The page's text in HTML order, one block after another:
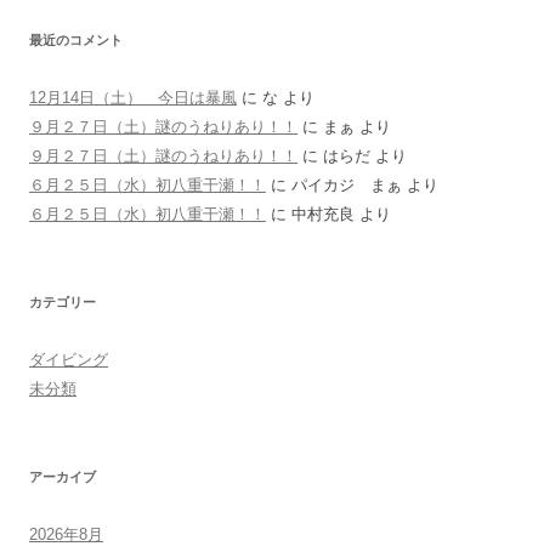
最近のコメント
12月14日（土） 今日は暴風 に な より
９月２７日（土）謎のうねりあり！！
に まぁ より
９月２７日（土）謎のうねりあり！！
に はらだ より
６月２５日（水）初八重干瀬！！
に パイカジ まぁ より
６月２５日（水）初八重干瀬！！
に 中村充良 より
カテゴリー
ダイビング
未分類
アーカイブ
2026年8月